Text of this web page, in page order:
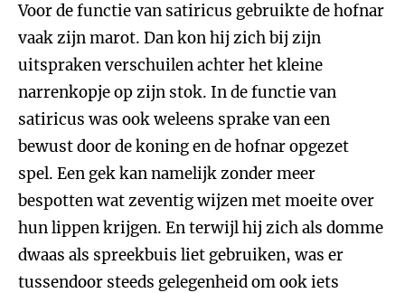
Voor de functie van satiricus gebruikte de hofnar
vaak zijn marot. Dan kon hij zich bij zijn
uitspraken verschuilen achter het kleine
narrenkopje op zijn stok. In de functie van
satiricus was ook weleens sprake van een
bewust door de koning en de hofnar opgezet
spel. Een gek kan namelijk zonder meer
bespotten wat zeventig wijzen met moeite over
hun lippen krijgen. En terwijl hij zich als domme
dwaas als spreekbuis liet gebruiken, was er
tussendoor steeds gelegenheid om ook iets